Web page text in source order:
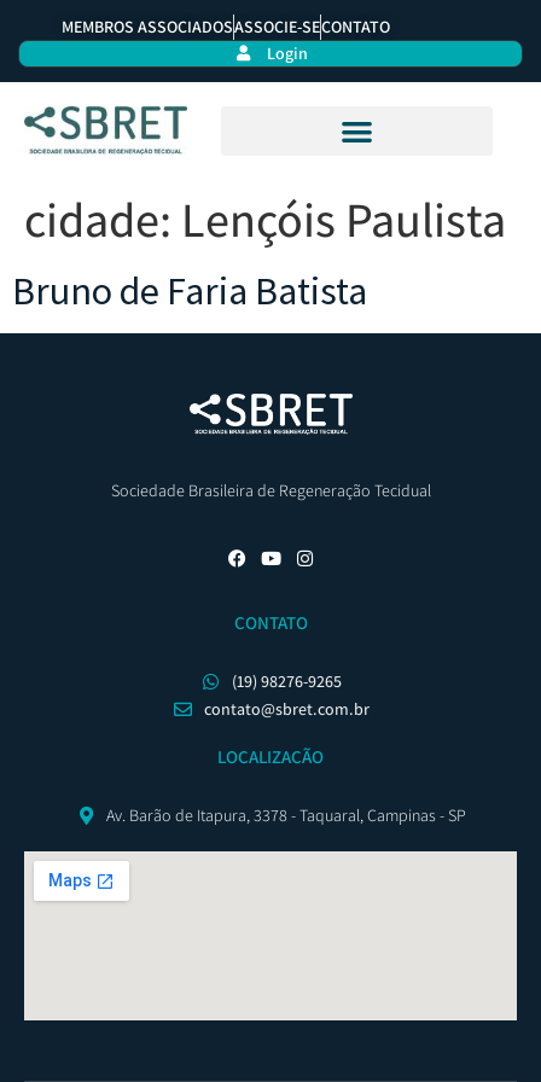
MEMBROS ASSOCIADOSASSOCIE-SECONTATO
Login
cidade: Lençóis Paulista
Bruno de Faria Batista
Sociedade Brasileira de Regeneração Tecidual
CONTATO
(19) 98276-9265
contato@sbret.com.br
LOCALIZAÇÃO
Av. Barão de Itapura, 3378 - Taquaral, Campinas - SP